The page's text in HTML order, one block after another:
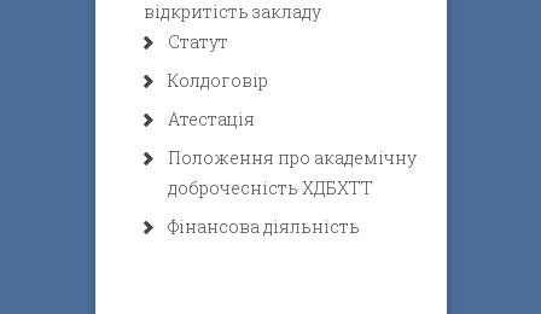
відкритість закладу
Статут
Колдоговір
Атестація
Положення про академічну
доброчесність ХДБХТТ
Фінансова діяльність